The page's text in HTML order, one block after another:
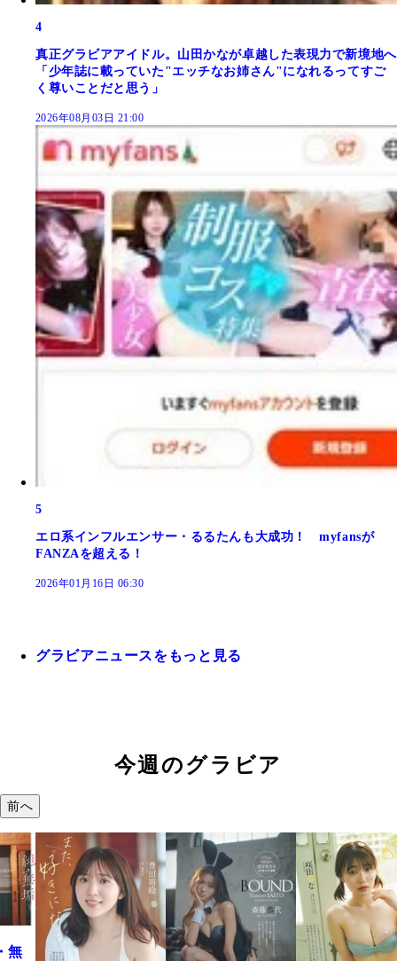
4
真正グラビアアイドル。山田かなが卓越した表現力で新境地へ
「少年誌に載っていた"エッチなお姉さん"になれるってすご
く尊いことだと思う」
2026年08月03日 21:00
5
エロ系インフルエンサー・るるたんも大成功！ myfansが
FANZAを超える！
2026年01月16日 06:30
グラビアニュースをもっと見る
今週のグラビア
前へ